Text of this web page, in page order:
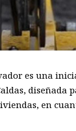
es una
diseñada
en